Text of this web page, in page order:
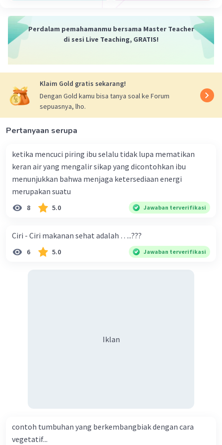
2. **Jejunum**: Jejunum adalah bagian tengah dari usus
halus. Ini adalah bagian utama tempat penyerapan
agar lebih efisien.
3. **Ileum**: Ileum adalah bagian terakhir dari usus halus
yang berhubungan dengan usus besar. Ileum juga
berperan dalam penyerapan nutrisi yang lebih lanjut,
terutama vitamin B12 dan garam empedu yang
Usus halus adalah tempat utama penyerapan nutrisi
yang dibutuhkan oleh tubuh, seperti glukosa, asam
amino, vitamin, dan mineral. Fungsi vili dan mikrovili yang
ada di permukaan usus halus sangat penting dalam
memaksimalkan penyerapan nutrisi ini.
Perdalam pemahamanmu bersama Master Teacher
di sesi Live Teaching, GRATIS!
Klaim Gold gratis sekarang!
Dengan Gold kamu bisa tanya soal ke Forum
sepuasnya, lho.
Pertanyaan serupa
ketika mencuci piring ibu selalu tidak lupa mematikan
keran air yang mengalir sikap yang dicontohkan ibu
menunjukkan bahwa menjaga ketersediaan energi
merupakan suatu
8 5.0 Jawaban terverifikasi
Ciri - Ciri makanan sehat adalah …..???
6 5.0 Jawaban terverifikasi
Iklan
contoh tumbuhan yang berkembangbiak dengan cara
vegetatif...